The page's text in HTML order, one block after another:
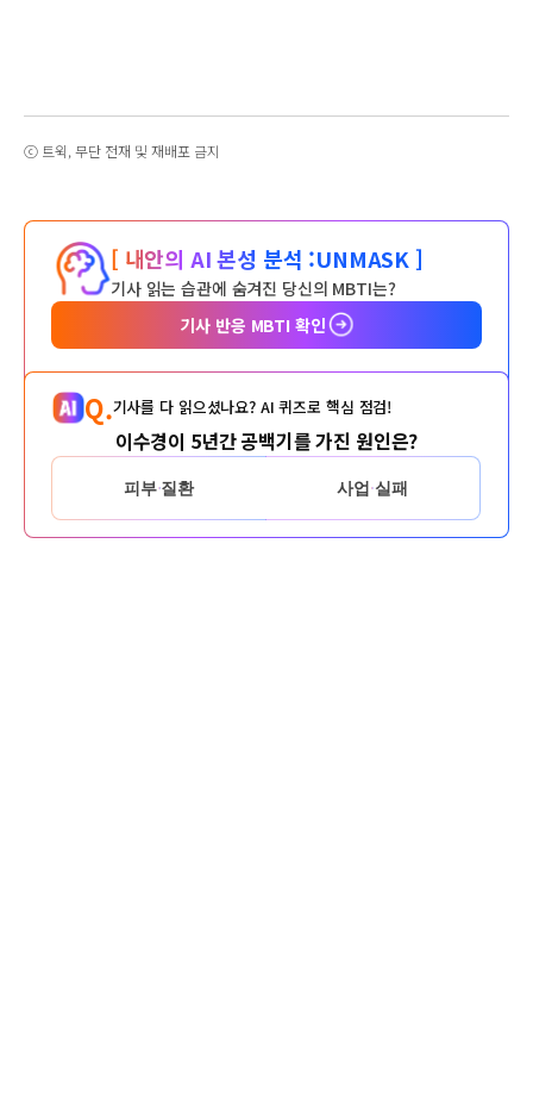
ⓒ 트윅, 무단 전재 및 재배포 금지
[ 내안의 AI 본성 분석 :UNMASK ]
기사 읽는 습관에 숨겨진 당신의 MBTI는?
기사 반응 MBTI 확인
Q.기사를 다 읽으셨나요? AI 퀴즈로 핵심 점검!
이수경이 5년간 공백기를 가진 원인은?
피부 질환 사업 실패